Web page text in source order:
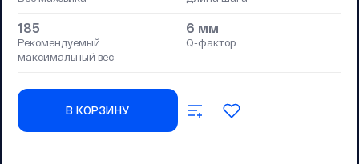
185
Рекомендуемый
максимальный вес
6 мм
Q-фактор
В КОРЗИНУ